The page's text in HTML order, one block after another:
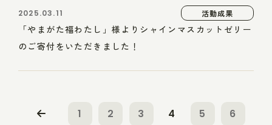
2025.03.11 活動成果
「やまがた福わたし」様よりシャインマスカットゼリー
のご寄付をいただきました！
1 2 3 4 5 6